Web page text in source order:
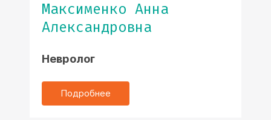
Максименко Анна
Александровна
Невролог
Подробнее